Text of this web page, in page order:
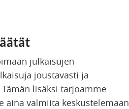
julkaisujen
joustavasti ja
lisäksi tarjoamme
valmiita keskustelemaan